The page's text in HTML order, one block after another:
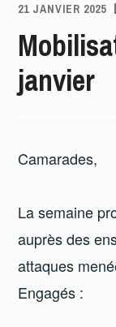
21 JANVIER 2025
janvier
Camarades,
La semaine
auprès des
attaques
Engagés :